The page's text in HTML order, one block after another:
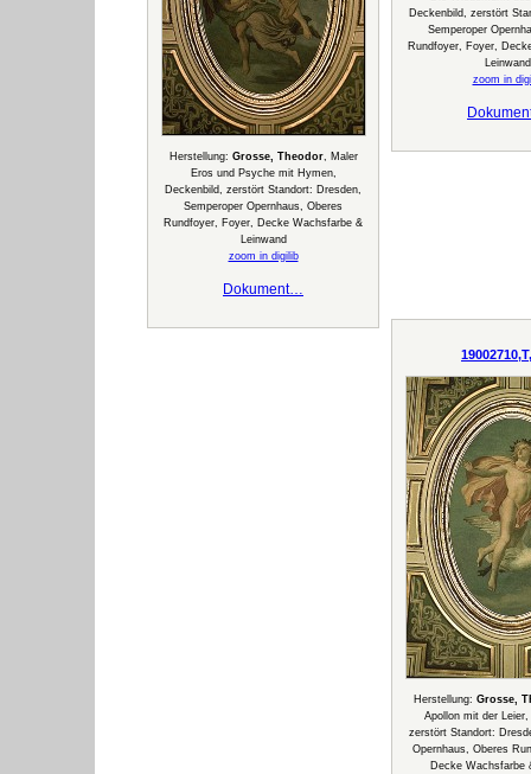
Herstellung: Grosse, Theodor, Maler
Eros und Psyche mit Hymen,
Deckenbild, zerstört Standort: Dresden,
Semperoper Opernhaus, Oberes
Rundfoyer, Foyer, Decke Wachsfarbe &
Leinwand
zoom in digilib
Dokument…
Deckenbild, zerstört
Semperoper
Rundfoyer, Foyer,
Leinwand
zoom in
Herstellung: Grosse,
Apollon mit der
zerstört Standort:
Opernhaus, Oberes
Decke Wachsfarbe